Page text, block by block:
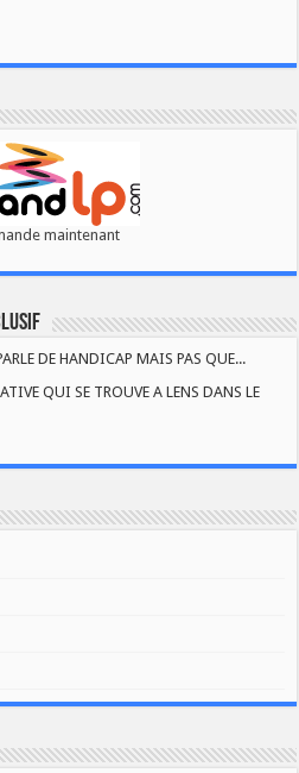
maintenant
DE HANDICAP MAIS PAS QUE...
QUI SE TROUVE A LENS DANS LE